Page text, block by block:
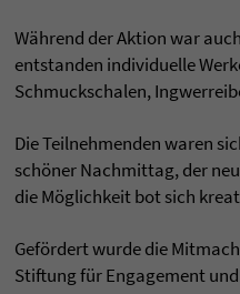
Während der Aktion war
entstanden individuelle
Schmuckschalen,
Die Teilnehmenden waren
schöner Nachmittag, der
die Möglichkeit bot sich
Gefördert wurde die
Stiftung für Engagement